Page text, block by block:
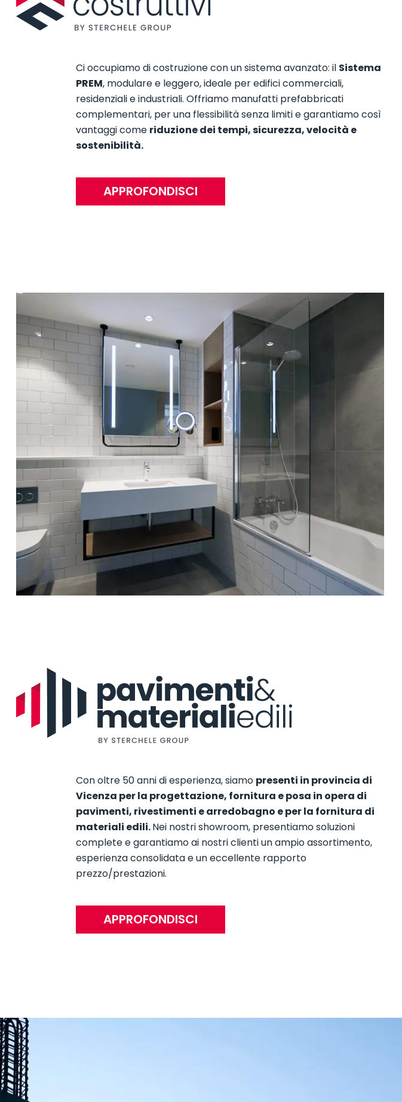
Ci occupiamo di costruzione con un sistema avanzato: il Sistema
PREM, modulare e leggero, ideale per edifici commerciali,
residenziali e industriali. Offriamo manufatti prefabbricati
complementari, per una flessibilità senza limiti e garantiamo così
vantaggi come riduzione dei tempi, sicurezza, velocità e
sostenibilità.
APPROFONDISCI
Con oltre 50 anni di esperienza, siamo presenti in provincia di
Vicenza per la progettazione, fornitura e posa in opera di
pavimenti, rivestimenti e arredobagno e per la fornitura di
materiali edili.Nei nostri showroom, presentiamo soluzioni
complete e garantiamo ai nostri clienti un ampio assortimento,
esperienza consolidata e un eccellente rapporto
prezzo/prestazioni.
APPROFONDISCI